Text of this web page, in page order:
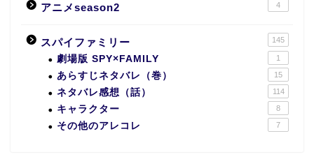
アニメseason2 4
スパイファミリー 145
劇場版 SPY×FAMILY 1
あらすじネタバレ（巻） 15
ネタバレ感想（話） 114
キャラクター 8
その他のアレコレ 7